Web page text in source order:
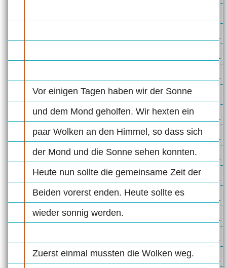
Vor einigen Tagen haben wir der Sonne
und dem Mond geholfen. Wir hexten ein
paar Wolken an den Himmel, so dass sich
der Mond und die Sonne sehen konnten.
Heute nun sollte die gemeinsame Zeit der
Beiden vorerst enden. Heute sollte es
wieder sonnig werden.
Zuerst einmal mussten die Wolken weg.